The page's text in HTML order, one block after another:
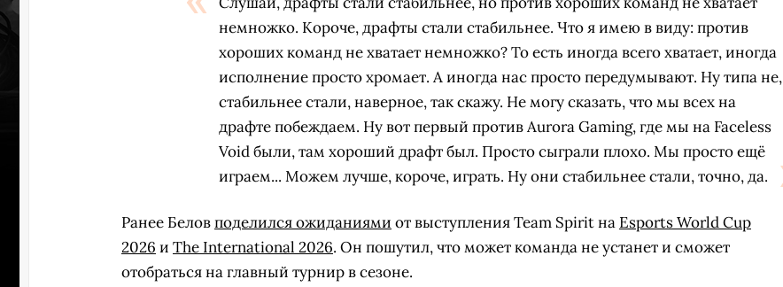
немножко. Короче, драфты стали стабильнее. Что я имею в виду: против
хороших команд не хватает немножко? То есть иногда всего хватает, иногда
исполнение просто хромает. А иногда нас просто передумывают. Ну типа не,
стабильнее стали, наверное, так скажу. Не могу сказать, что мы всех на
драфте побеждаем. Ну вот первый против Aurora Gaming, где мы на Faceless
Void были, там хороший драфт был. Просто сыграли плохо. Мы просто ещё
играем... Можем лучше, короче, играть. Ну они стабильнее стали, точно, да.
Ранее Беловподелился ожиданиями от выступления Team Spirit на Esports World Cup
2026 и The International 2026. Он пошутил, что может команда не устанет и сможет
отобраться на главный турнир в сезоне.